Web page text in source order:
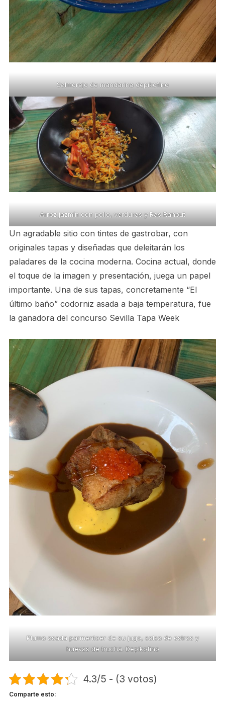
Salmorejo de mandarina depikofino
Arroz jazmín con pollo, verduras y Ras Ranout
Un agradable sitio con tintes de gastrobar, con
originales tapas y diseñadas que deleitarán los
paladares de la cocina moderna. Cocina actual, donde
el toque de la imagen y presentación, juega un papel
importante. Una de sus tapas, concretamente “El
último baño” codorniz asada a baja temperatura, fue
la ganadora del concurso Sevilla Tapa Week
Pluma asada parmentoer de su jugo, salsa de ostras y
huevas de trucha. Depikofino
4.3/5 - (3 votos)
Comparte esto: